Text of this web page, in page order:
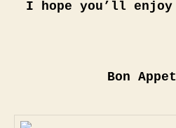
I hope you’ll
Bon